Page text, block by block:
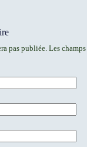
pas publiée. Les